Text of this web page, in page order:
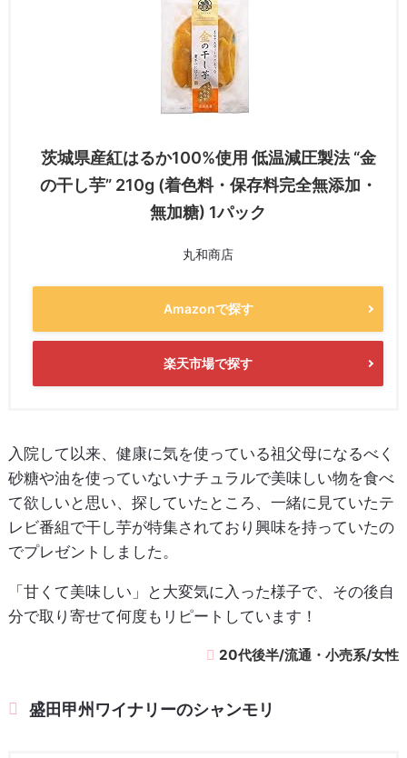
茨城県産紅はるか100%使用 低温減圧製法 “金
の干し芋” 210g (着色料・保存料完全無添加・
無加糖) 1パック
丸和商店
Amazonで探す
楽天市場で探す
入院して以来、健康に気を使っている祖父母になるべく
砂糖や油を使っていないナチュラルで美味しい物を食べ
て欲しいと思い、探していたところ、一緒に見ていたテ
レビ番組で干し芋が特集されており興味を持っていたの
でプレゼントしました。
「甘くて美味しい」と大変気に入った様子で、その後自
分で取り寄せて何度もリピートしています！
20代後半/流通・小売系/女性
盛田甲州ワイナリーのシャンモリ